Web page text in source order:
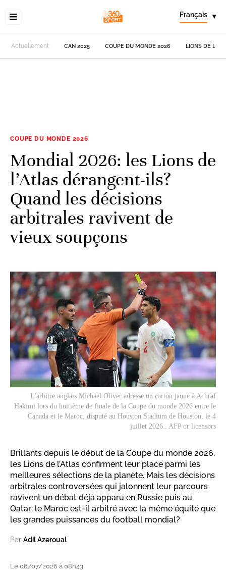
Français ▾
Actuellement CAN 2025 COUPE DU MONDE 2026 LIONS DE
COUPE DU MONDE 2026
Mondial 2026: les Lions de
l’Atlas dérangent-ils?
Quand les décisions
arbitrales ravivent de
vieux soupçons
L'arbitre anglais Michael Oliver adresse un carton jaune à Achraf
Hakimi lors du huitième de finale de la Coupe du monde 2026 entre le
Canada et le Maroc, disputé au Houston Stadium de Houston, le 4
juillet 2026.. AFP or licensors
Brillants depuis le début de la Coupe du monde 2026,
les Lions de l’Atlas confirment leur place parmi les
meilleures sélections de la planète. Mais les décisions
arbitrales controversées qui jalonnent leur parcours
ravivent un débat déjà apparu en Russie puis au
Qatar: le Maroc est-il arbitré avec la même équité que
les grandes puissances du football mondial?
Par Adil Azeroual
Le 06/07/2026 à 08h43